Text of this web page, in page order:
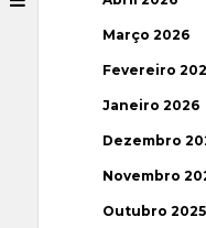
Março 2026
Fevereiro
Janeiro 2026
Dezembro
Novembro
Outubro 2025